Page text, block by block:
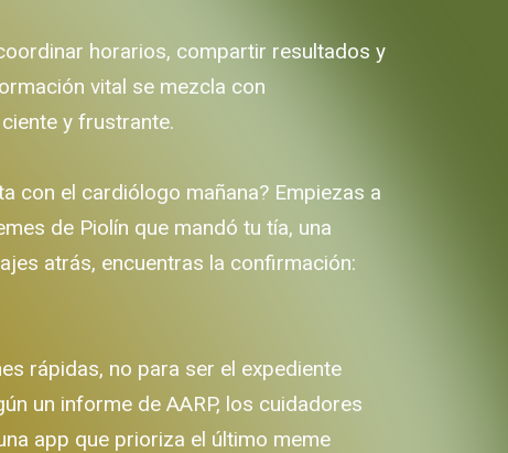
horarios, compartir resultados y
vital se mezcla con
y frustrante.
con el cardiólogo mañana? Empiezas a
de Piolín que mandó tu tía, una
atrás, encuentras la confirmación:
rápidas, no para ser el expediente
un informe de AARP, los cuidadores
app que prioriza el último meme